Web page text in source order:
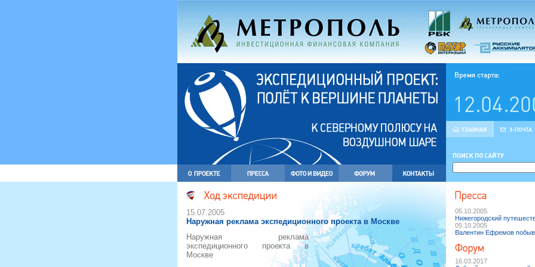
15.07.2005
Наружная реклама экспедиционного проекта в Москве
Наружная реклама
экспедиционного проекта в
Москве
05.10.2005
Нижегородский
05.10.2005
Валентин Ефремов
16.03.2017